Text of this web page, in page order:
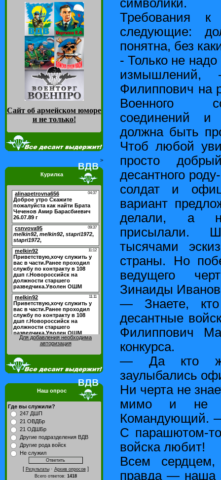
Сайт об армейском юморе
и не только!
>
Курилка
Для добавления необходима
авторизация
Наш опрос
Где вы служили?
247 ДШП
21 ОВДБр
21 ОДШБр
Другие подразделения ВДВ
Другие рода войск
Не служил
[ Результаты· Архив опросов]
Всего ответов: 1418
символики.
Требования к
следующие:
понятна, без
- Только не надо
измышлений,
Филиппович на
Военного
соединений
должна быть
Чтоб любой
просто
десантного
солдат и
вариант
делали, а
присылали.
тысячами
страны. Но
ведущего
Зинаиды
— Знаете,
десантные
Филиппович
конкурса.
— Да кто
заулыбались
Ни черта не
мимо и не
Командующий.
С парашютом-
войска любит!
Всем
правда — наша